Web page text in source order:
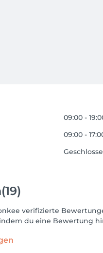
09:00 -
09:00 -
(19)
verifizierte
du eine Bewertung